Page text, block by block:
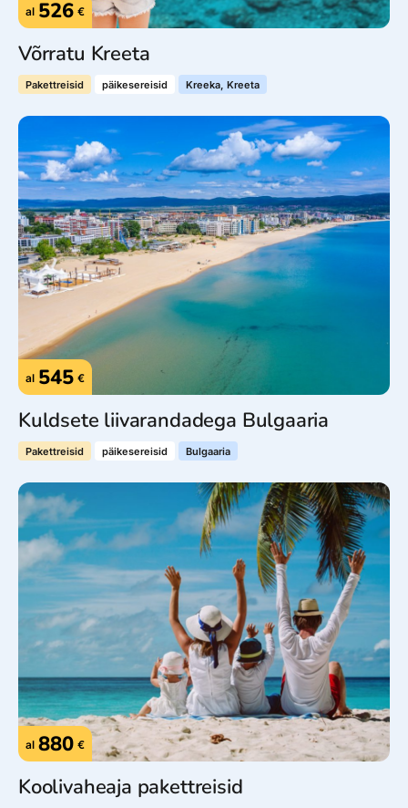
al 526 €
Võrratu Kreeta
Pakettreisid päikesereisid Kreeka, Kreeta
al 545 €
Kuldsete liivarandadega Bulgaaria
Pakettreisid päikesereisid Bulgaaria
al 880 €
Koolivaheaja pakettreisid